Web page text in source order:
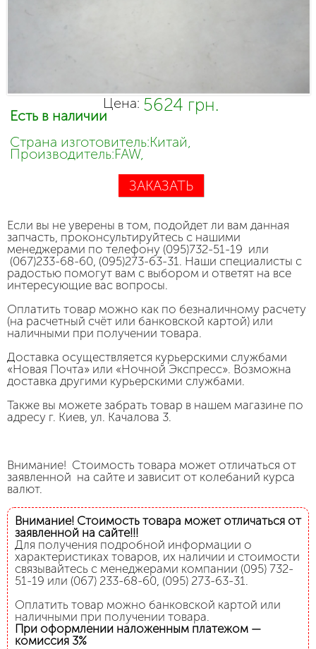
Цена: 5624 грн.
Есть в наличии
Страна изготовитель:Китай,
Производитель:FAW,
ЗАКАЗАТЬ
Если вы не уверены в том, подойдет ли вам данная
запчасть, проконсультируйтесь с нашими
менеджерами по телефону (095)732-51-19 или
(067)233-68-60, (095)273-63-31. Наши специалисты с
радостью помогут вам с выбором и ответят на все
интересующие вас вопросы.
Оплатить товар можно как по безналичному расчету
(на расчетный счёт или банковской картой) или
наличными при получении товара.
Доставка осуществляется курьерскими службами
«Новая Почта» или «Ночной Экспресс». Возможна
доставка другими курьерскими службами.
Также вы можете забрать товар в нашем магазине по
адресу г. Киев, ул. Качалова 3.
Внимание! Стоимость товара может отличаться от
заявленной на сайте и зависит от колебаний курса
валют.
Внимание! Стоимость товара может отличаться от
заявленной на сайте!!!
Для получения подробной информации о
характеристиках товаров, их наличии и стоимости
связывайтесь с менеджерами компании (095) 732-
51-19 или (067) 233-68-60, (095) 273-63-31.
Оплатить товар можно банковской картой или
наличными при получении товара.
При оформлении наложенным платежом —
комиссия 3%